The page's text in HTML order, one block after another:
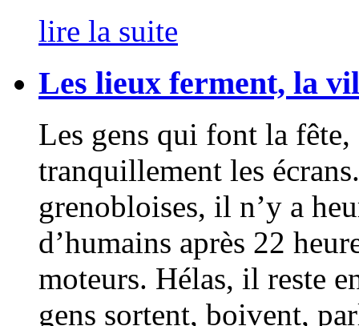
lire la suite
Les lieux ferment, la
Les gens qui font la fête,
tranquillement les
grenobloises, il n’y a
d’humains après 22
moteurs. Hélas, il reste
gens sortent, boivent,